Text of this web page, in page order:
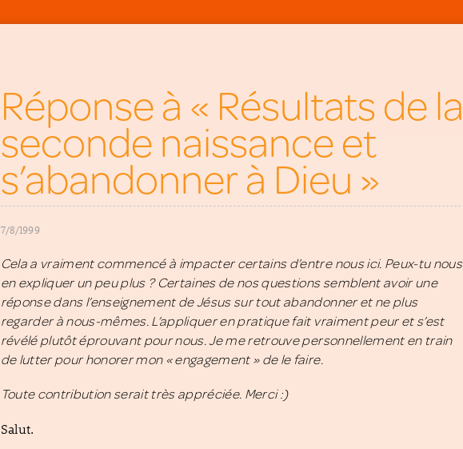
Réponse à « Résultats de la
seconde naissance et
s’abandonner à Dieu »
7/8/1999
Cela a vraiment commencé à impacter certains d’entre nous ici. Peux-tu nous
en expliquer un peu plus ? Certaines de nos questions semblent avoir une
réponse dans l’enseignement de Jésus sur tout abandonner et ne plus
regarder à nous-mêmes. L’appliquer en pratique fait vraiment peur et s’est
révélé plutôt éprouvant pour nous. Je me retrouve personnellement en train
de lutter pour honorer mon « engagement » de le faire.
Toute contribution serait très appréciée. Merci :)
Salut.